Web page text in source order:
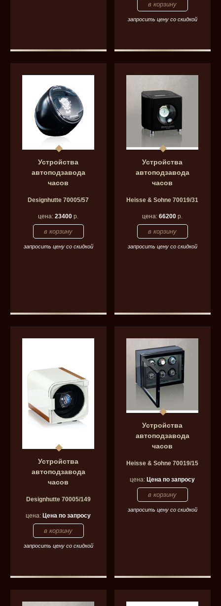
запросить цену со скидкой
Устройства
автоподзавода
часов
Designhutte 70005/57
цена:23400 р.
запросить цену со скидкой
Устройства
автоподзавода
часов
Heisse & Sohne 70019/31
цена:66200 р.
запросить цену со скидкой
Устройства
автоподзавода
часов
Designhutte 70005/149
цена:Цена по запросу
запросить цену со скидкой
Устройства
автоподзавода
часов
Heisse & Sohne 70019/15
цена:Цена по запросу
запросить цену со скидкой